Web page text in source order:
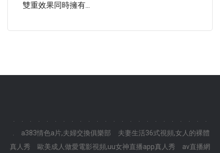
雙重效果同時擁有...
a383情色a片,夫婦交換俱樂部
夫妻生活36式視頻,女人的裸體
真人秀
歐美成人做愛電影視頻,uu女神直播app真人秀 av直播網